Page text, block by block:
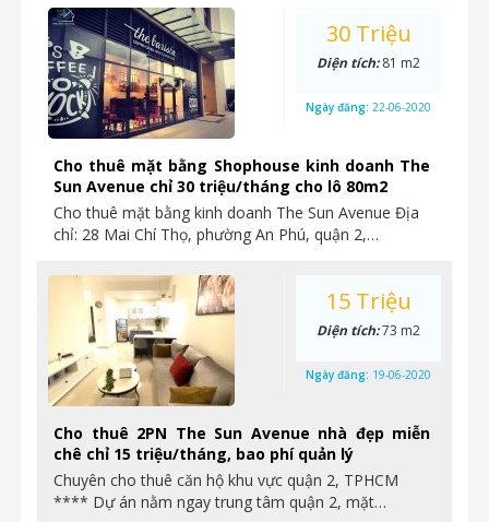
Cho thuê mặt bằng Shophouse kinh doanh The
Sun Avenue chỉ 30 triệu/tháng cho lô 80m2
Cho thuê mặt bằng kinh doanh The Sun Avenue Địa
chỉ: 28 Mai Chí Thọ, phường An Phú, quận 2,…
30 Triệu
Diện tích:81 m2
Ngày đăng: 22-06-2020
Cho thuê 2PN The Sun Avenue nhà đẹp miễn
chê chỉ 15 triệu/tháng, bao phí quản lý
Chuyên cho thuê căn hộ khu vực quận 2, TPHCM
**** Dự án nằm ngay trung tâm quận 2, mặt…
15 Triệu
Diện tích:73 m2
Ngày đăng: 19-06-2020